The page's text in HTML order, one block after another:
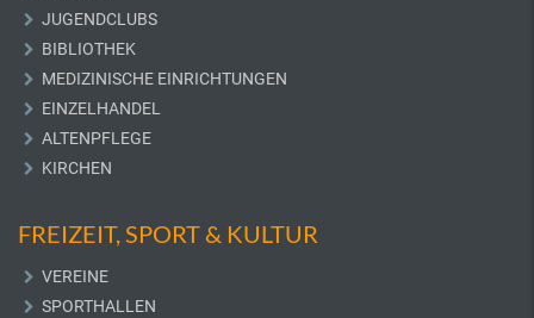
JUGENDCLUBS
BIBLIOTHEK
MEDIZINISCHE EINRICHTUNGEN
EINZELHANDEL
ALTENPFLEGE
KIRCHEN
FREIZEIT, SPORT & KULTUR
VEREINE
SPORTHALLEN